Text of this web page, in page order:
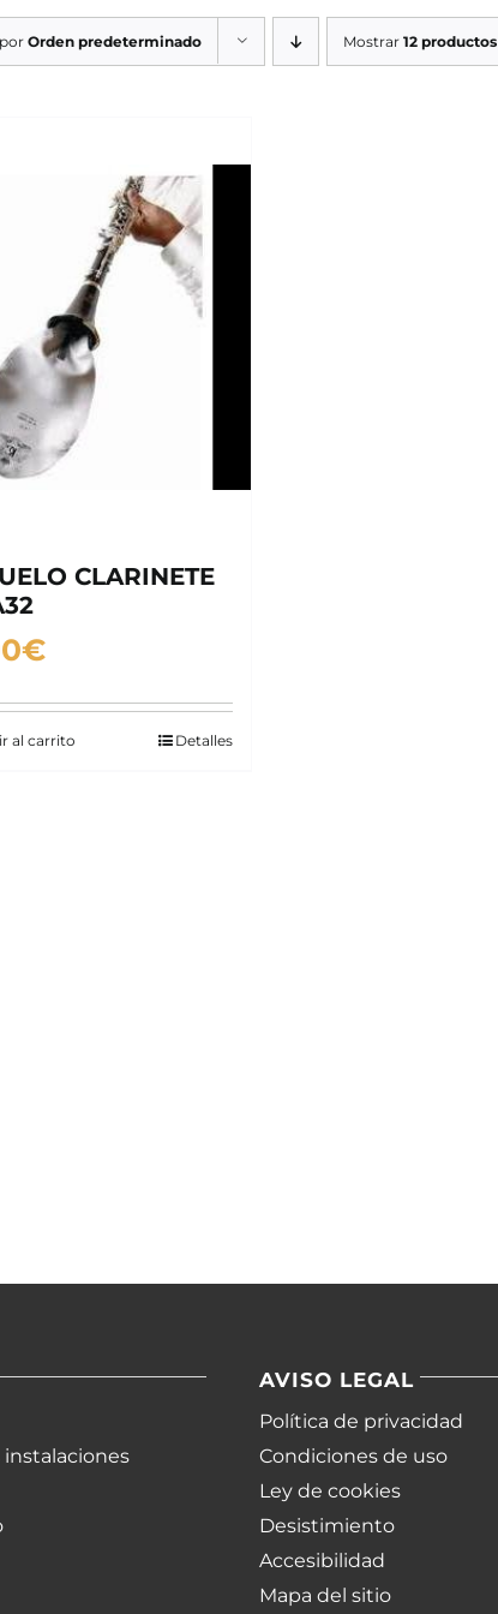
porOrden predeterminado Mostrar12 productos
CLARINETE
€
al carrito Detalles
instalaciones
AVISO LEGAL
Política de privacidad
Condiciones de uso
Ley de cookies
Desistimiento
Accesibilidad
Mapa del sitio